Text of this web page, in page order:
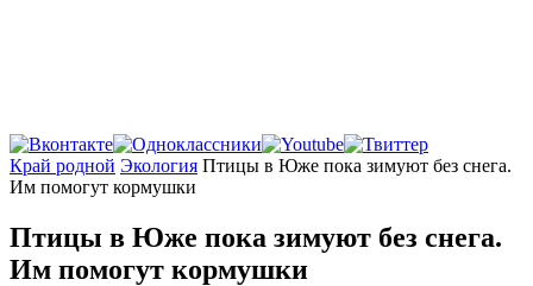
Главная
Край родной Экология Птицы в Юже пока зимуют без снега.
Им помогут кормушки
Птицы в Юже пока зимуют без снега.
Им помогут кормушки